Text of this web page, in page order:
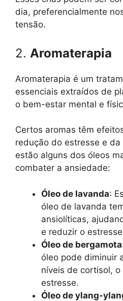
dia, preferencialmente
tensão.
2. Aromaterapia
Aromaterapia é um
essenciais extraídos de
o bem-estar mental e
Certos aromas têm
redução do estresse e
estão alguns dos óleos
combater a ansiedade:
Óleo de lavanda:
óleo de lavanda
ansiolíticas,
e reduzir o
Óleo de bergamota
óleo pode diminuir
níveis de cortisol,
estresse.
Óleo de ylang-